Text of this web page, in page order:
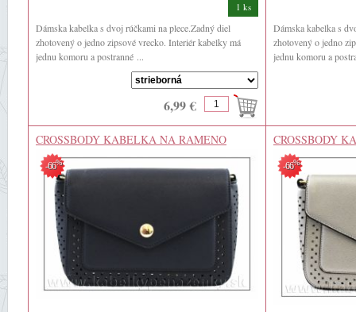
1 ks
Dámska kabelka s dvoj rúčkami na plece.Zadný diel
zhotovený o jedno zipsové vrecko. Interiér kabelky má
jednu komoru a postranné ...
6,99 €
Dámska kabelka s
zhotovený o jedno
jednu komoru a
CROSSBODY KABELKA NA RAMENO
-66%
CROSSBODY
-66%